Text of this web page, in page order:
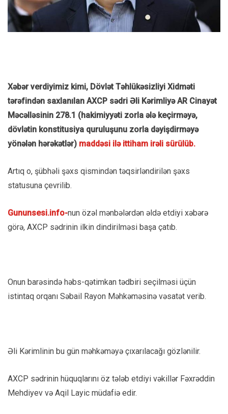
Xəbər verdiyimiz kimi, Dövlət Təhlükəsizliyi Xidməti
tərəfindən saxlanılan AXCP sədri Əli Kərimliyə AR Cinayət
Məcəlləsinin 278.1 (hakimiyyəti zorla ələ keçirməyə,
dövlətin konstitusiya quruluşunu zorla dəyişdirməyə
yönələn hərəkətlər) maddəsi ilə ittiham irəli sürülüb.
Artıq o, şübhəli şəxs qismindən təqsirləndirilən şəxs
statusuna çevrilib.
Gununsesi.info-nun özəl mənbələrdən əldə etdiyi xəbərə
görə, AXCP sədrinin ilkin dindirilməsi başa çatıb.
Onun barəsində həbs-qətimkan tədbiri seçilməsi üçün
istintaq orqanı Səbail Rayon Məhkəməsinə vəsatət verib.
Əli Kərimlinin bu gün məhkəməyə çıxarılacağı gözlənilir.
AXCP sədrinin hüquqlarını öz tələb etdiyi vəkillər Fəxrəddin
Mehdiyev və Aqil Layic müdafiə edir.